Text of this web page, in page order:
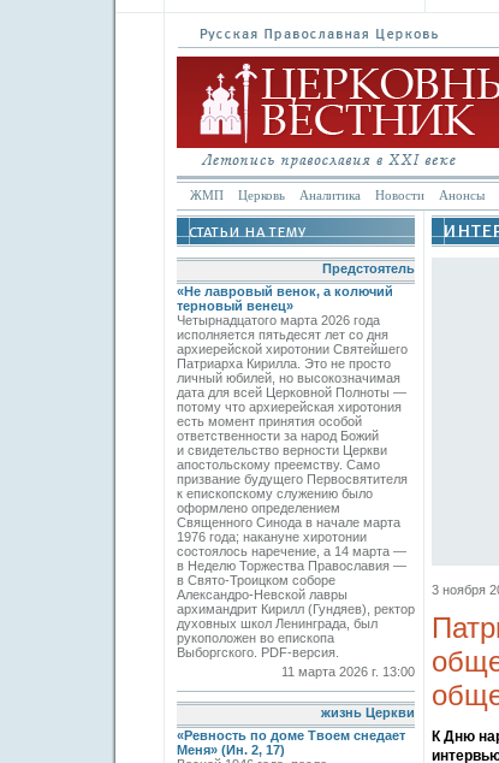
ЖМП Церковь Аналитика Новости Анонсы
Предстоятель
«Не лавровый венок, а колючий
терновый венец»
Четырнадцатого марта 2026 года
исполняется пятьдесят лет со дня
архиерейской хиротонии Святейшего
Патриарха Кирилла. Это не просто
личный юбилей, но высокозначимая
дата для всей Церковной Полноты —
потому что архиерейская хиротония
есть момент принятия особой
ответственности за народ Божий
и свидетельство верности Церкви
апостольскому преемству. Само
призвание будущего Первосвятителя
к епископскому служению было
оформлено определением
Священного Синода в начале марта
1976 года; накануне хиротонии
состоялось наречение, а 14 марта —
в Неделю Торжества Православия —
в Свято-Троицком соборе
Александро-Невской лавры
архимандрит Кирилл (Гундяев), ректор
духовных школ Ленинграда, был
рукоположен во епископа
Выборгского. PDF-версия.
11 марта 2026 г. 13:00
жизнь Церкви
«Ревность по доме Твоем снедает
Меня» (Ин. 2, 17)
3 ноября
К Дню